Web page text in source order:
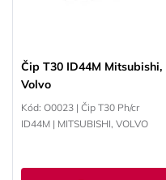
Čip T30 ID44M Mitsubishi,
Volvo
Kód: O0023 | Čip T30 Ph/cr
ID44M | MITSUBISHI, VOLVO